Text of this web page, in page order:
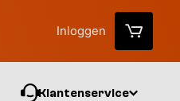
Inloggen
Klantenservice